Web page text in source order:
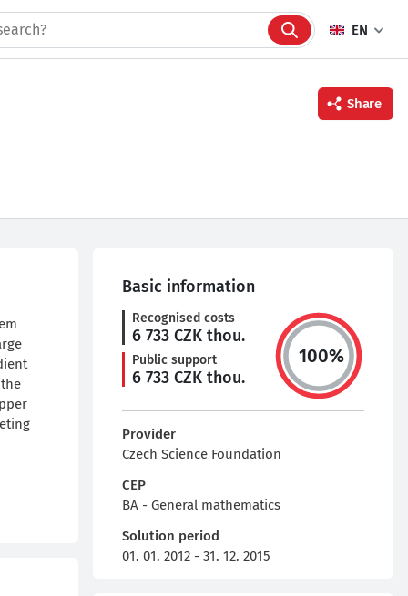
EN
Twitter
Share
Basic information
Recognised costs
6 733 CZK thou.
Public support
6 733 CZK thou.
100%
Provider
Czech Science Foundation
CEP
BA - General mathematics
Solution period
01. 01. 2012 - 31. 12. 2015